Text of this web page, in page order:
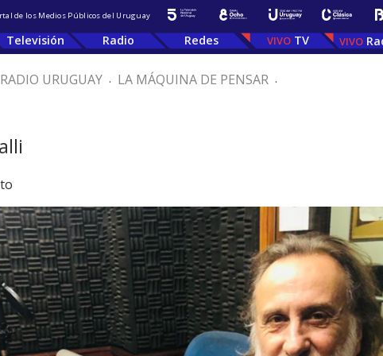
de los Medios Públicos del Uruguay
Televisión Radio Redes TV
RADIO URUGUAY . LA MÁQUINA DE PENSAR .